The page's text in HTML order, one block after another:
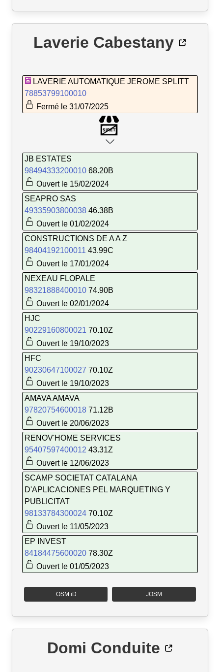
Laverie Cabestany
LAVERIE AUTOMATIQUE JEROME SPLITT
78853799100010
Fermé le 31/07/2025
JB ESTATES
98494333200010 68.20B
Ouvert le 15/02/2024
SEAPRO SAS
49335903800038 46.38B
Ouvert le 01/02/2024
CONSTRUCTIONS DE A A Z
98404192100011 43.99C
Ouvert le 17/01/2024
NEXEAU FLOPALE
98321888400010 74.90B
Ouvert le 02/01/2024
HJC
90229160800021 70.10Z
Ouvert le 19/10/2023
HFC
90230647100027 70.10Z
Ouvert le 19/10/2023
AMAVA AMAVA
97820754600018 71.12B
Ouvert le 20/06/2023
RENOV'HOME SERVICES
95407597400012 43.31Z
Ouvert le 12/06/2023
SCAMP SOCIETAT CATALANA
D'APLICACIONES PEL MARQUETING Y
PUBLICITAT
98133784300024 70.10Z
Ouvert le 11/05/2023
EP INVEST
84184475600020 78.30Z
Ouvert le 01/05/2023
OSM iD JOSM
Domi Conduite